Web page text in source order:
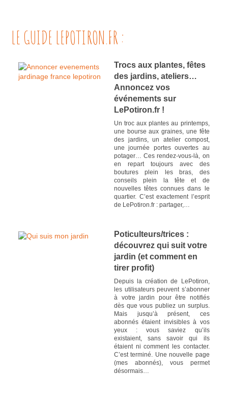
LE GUIDE LEPOTIRON.FR :
Trocs aux plantes, fêtes
des jardins, ateliers…
Annoncez vos
événements sur
LePotiron.fr !
Un troc aux plantes au printemps,
une bourse aux graines, une fête
des jardins, un atelier compost,
une journée portes ouvertes au
potager… Ces rendez-vous-là, on
en repart toujours avec des
boutures plein les bras, des
conseils plein la tête et de
nouvelles têtes connues dans le
quartier. C’est exactement l’esprit
de LePotiron.fr : partager,…
Poticulteurs/trices :
découvrez qui suit votre
jardin (et comment en
tirer profit)
Depuis la création de LePotiron,
les utilisateurs peuvent s’abonner
à votre jardin pour être notifiés
dès que vous publiez un surplus.
Mais jusqu’à présent, ces
abonnés étaient invisibles à vos
yeux : vous saviez qu’ils
existaient, sans savoir qui ils
étaient ni comment les contacter.
C’est terminé. Une nouvelle page
(mes abonnés), vous permet
désormais…